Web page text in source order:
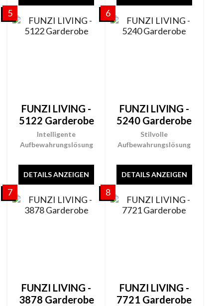
5
Intelligente
Aufbewahrungslösung
FUNZI LIVING -
5122 Garderobe
DETAILS ANZEIGEN
6
Stilvolle
Aufbewahrungslösung
FUNZI LIVING -
5240 Garderobe
DETAILS ANZEIGEN
7
FUNZI LIVING -
3878 Garderobe
8
FUNZI LIVING -
7721 Garderobe